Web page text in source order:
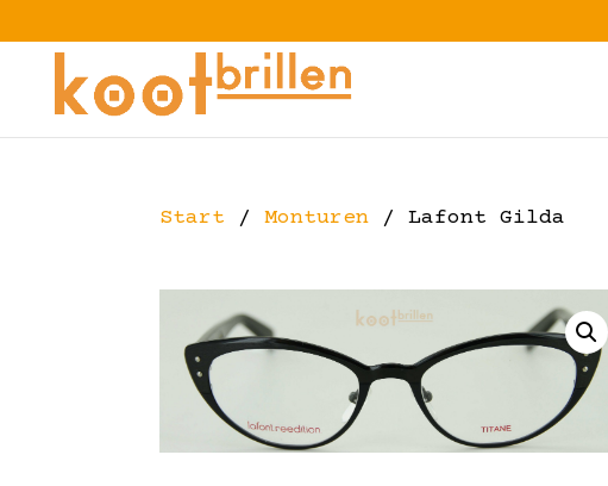
Start /Monturen / Lafont Gilda